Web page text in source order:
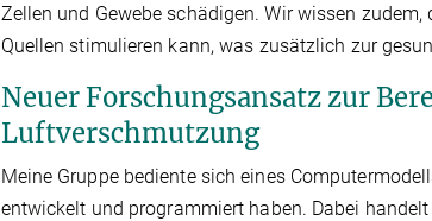
Zellen und Gewebe schädigen. Wir wissen
Quellen stimulieren kann, was zusätzlich zur
Neuer Forschungsansatz zur
Luftverschmutzung
Meine Gruppe bediente sich eines
entwickelt und programmiert haben. Dabei